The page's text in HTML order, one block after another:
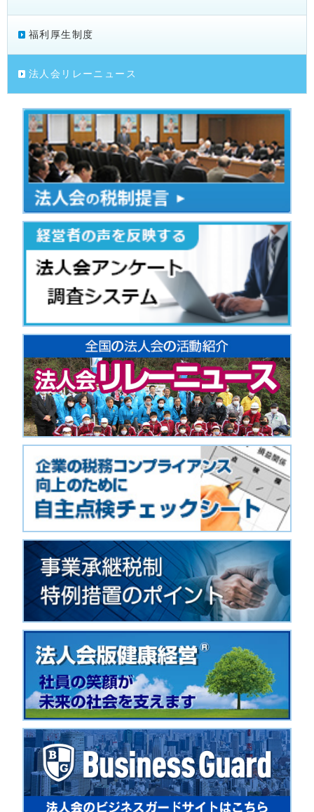
福利厚生制度
法人会リレーニュース